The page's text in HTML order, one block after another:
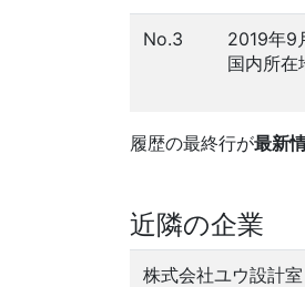
No.3
2019年9
国内所在
履歴の最終行が最新
近隣の企業
株式会社ユウ設計室